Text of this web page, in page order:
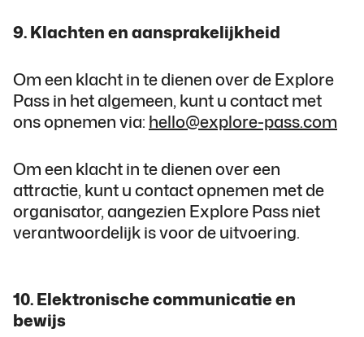
9. Klachten en aansprakelijkheid
Om een klacht in te dienen over de Explore
Pass in het algemeen, kunt u contact met
ons opnemen via: hello@explore-pass.com
Om een klacht in te dienen over een
attractie, kunt u contact opnemen met de
organisator, aangezien Explore Pass niet
verantwoordelijk is voor de uitvoering.
10. Elektronische communicatie en
bewijs